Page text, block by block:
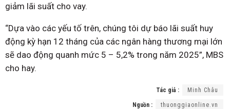
giảm lãi suất cho vay.
“Dựa vào các yếu tố trên, chúng tôi dự báo lãi suất huy
động kỳ hạn 12 tháng của các ngân hàng thương mại lớn
sẽ dao động quanh mức 5 – 5,2% trong năm 2025”, MBS
cho hay.
Tác giả : Minh Châu
Nguồn : thuonggiaonline.vn